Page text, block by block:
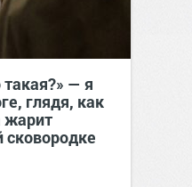
— я
глядя, как
сковородке